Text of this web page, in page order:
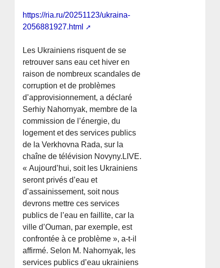
https://ria.ru/20251123/ukraina-
2056881927.html
Les Ukrainiens risquent de se
retrouver sans eau cet hiver en
raison de nombreux scandales de
corruption et de problèmes
d’approvisionnement, a déclaré
Serhiy Nahornyak, membre de la
commission de l’énergie, du
logement et des services publics
de la Verkhovna Rada, sur la
chaîne de télévision Novyny.LIVE.
« Aujourd’hui, soit les Ukrainiens
seront privés d’eau et
d’assainissement, soit nous
devrons mettre ces services
publics de l’eau en faillite, car la
ville d’Ouman, par exemple, est
confrontée à ce problème », a-t-il
affirmé. Selon M. Nahornyak, les
services publics d’eau ukrainiens